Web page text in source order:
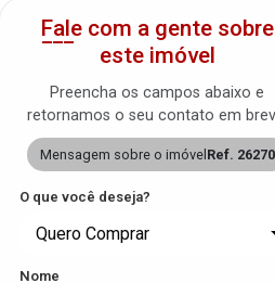
Fale com a gente sobre
este imóvel
Preencha os campos abaixo e
retornamos o seu contato em
Mensagem sobre o imóvel Ref. 26270
O que você deseja?
Quero Comprar
Nome